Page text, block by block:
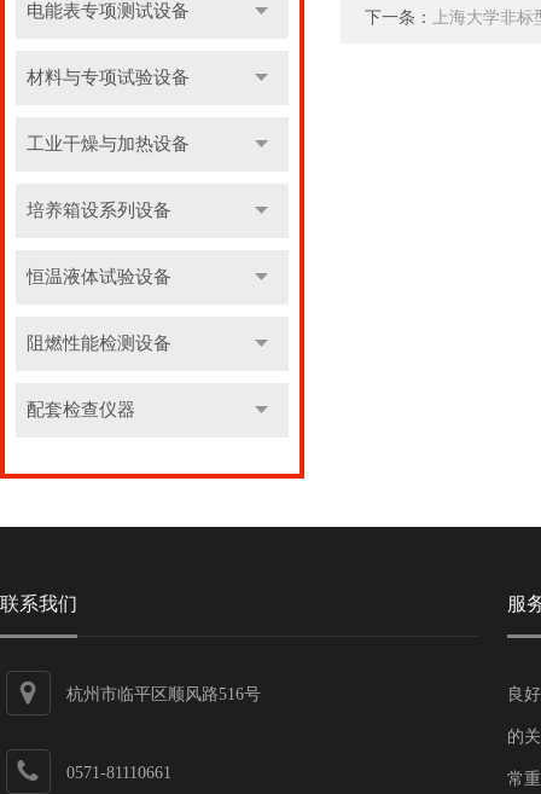
电能表专项测试设备
材料与专项试验设备
工业干燥与加热设备
培养箱设系列设备
恒温液体试验设备
阻燃性能检测设备
配套检查仪器
下一条： 上海大学非
联系我们
杭州市临平区顺风路516号
0571-81110661
服
良
的
常